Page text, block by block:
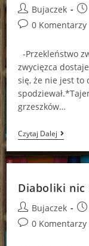
Post
author:
Bujaczek
Post0 Komentarzy
-Przekleństwo
zwycięzca
się, że nie jest to
grzeszków…
Czytaj Dalej
W
Wieży
Diaboliki
Post
author:
Bujaczek
Post0 Komentarzy